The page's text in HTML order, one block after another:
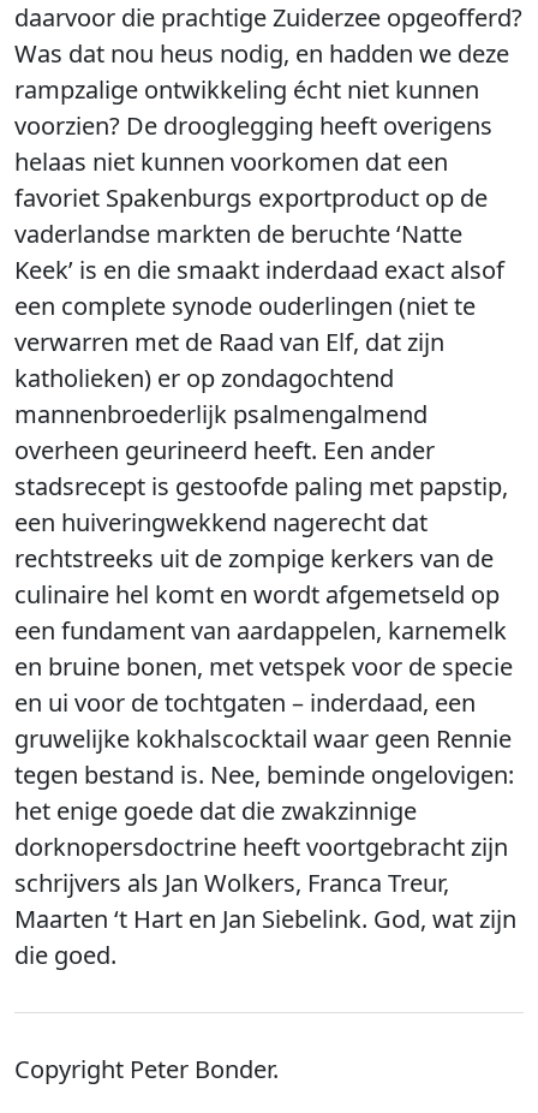
daarvoor die prachtige Zuiderzee opgeofferd?
Was dat nou heus nodig, en hadden we deze
rampzalige ontwikkeling écht niet kunnen
voorzien? De drooglegging heeft overigens
helaas niet kunnen voorkomen dat een
favoriet Spakenburgs exportproduct op de
vaderlandse markten de beruchte ‘Natte
Keek’ is en die smaakt inderdaad exact alsof
een complete synode ouderlingen (niet te
verwarren met de Raad van Elf, dat zijn
katholieken) er op zondagochtend
mannenbroederlijk psalmengalmend
overheen geurineerd heeft. Een ander
stadsrecept is gestoofde paling met papstip,
een huiveringwekkend nagerecht dat
rechtstreeks uit de zompige kerkers van de
culinaire hel komt en wordt afgemetseld op
een fundament van aardappelen, karnemelk
en bruine bonen, met vetspek voor de specie
en ui voor de tochtgaten – inderdaad, een
gruwelijke kokhalscocktail waar geen Rennie
tegen bestand is. Nee, beminde ongelovigen:
het enige goede dat die zwakzinnige
dorknopersdoctrine heeft voortgebracht zijn
schrijvers als Jan Wolkers, Franca Treur,
Maarten ‘t Hart en Jan Siebelink. God, wat zijn
die goed.
Copyright Peter Bonder.